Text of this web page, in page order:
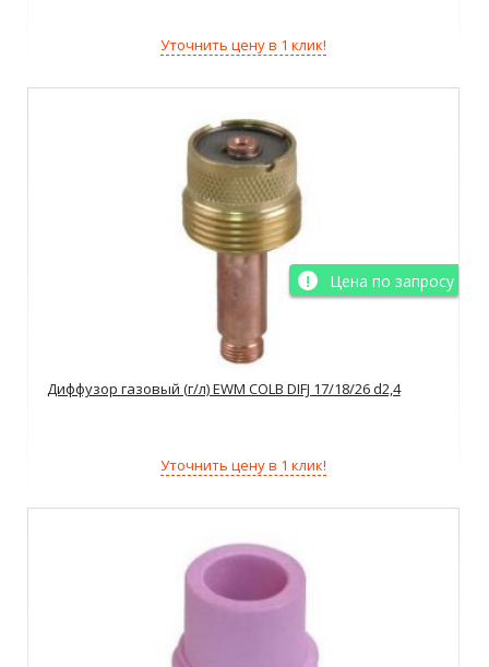
Уточнить цену в 1 клик!
Цена по запросу
Диффузор газовый (г/л) EWM COLB DIFJ 17/18/26 d2,4
Уточнить цену в 1 клик!